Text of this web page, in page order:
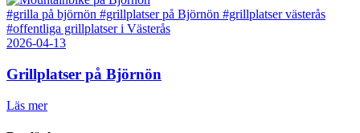
#grilla på björnön #grillplatser på Björnön #grillplatser västerås
#offentliga grillplatser i Västerås
2026-04-13
Grillplatser på Björnön
Läs mer